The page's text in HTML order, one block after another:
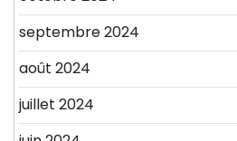
septembre 2024
août 2024
juillet 2024